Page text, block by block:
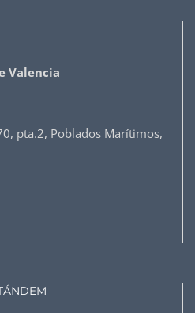
Valencia
pta.2, Poblados Marítimos,